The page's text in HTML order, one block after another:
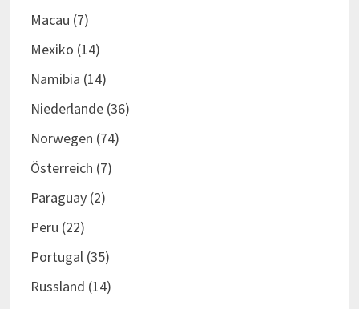
Macau (7)
Mexiko (14)
Namibia (14)
Niederlande(36)
Norwegen (74)
Österreich (7)
Paraguay(2)
Peru (22)
Portugal(35)
Russland (14)